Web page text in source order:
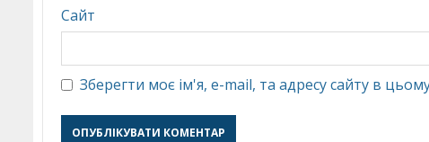
Сайт
Зберегти моє ім'я, e-mail, та адресу сайту в